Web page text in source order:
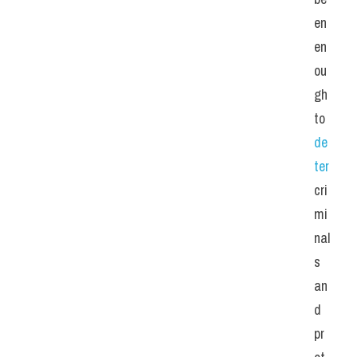
en
en
ou
gh
de
cri
mi
nal
s
an
d
pr